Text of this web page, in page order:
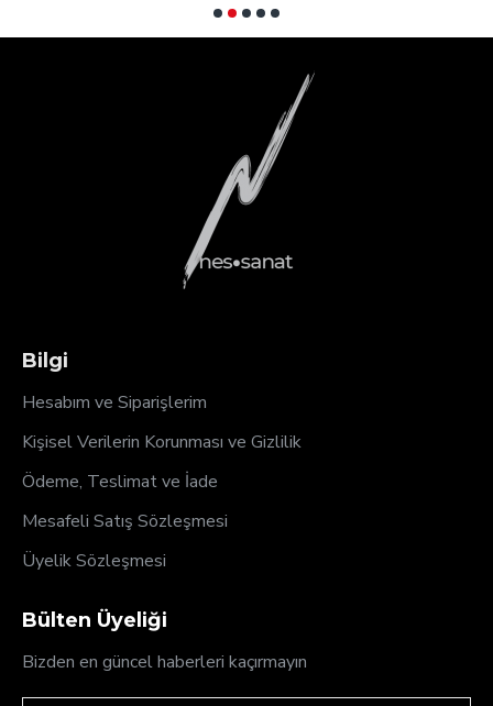
Bilgi
Hesabım ve Siparişlerim
Kişisel Verilerin Korunması ve Gizlilik
Ödeme, Teslimat ve İade
Mesafeli Satış Sözleşmesi
Üyelik Sözleşmesi
Bülten Üyeliği
Bizden en güncel haberleri kaçırmayın